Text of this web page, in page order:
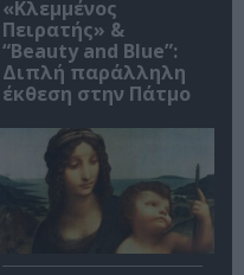
«Κλεμμένος
Πειρατής» &
“Beauty and Blue”:
Διπλή παράλληλη
έκθεση στην Πάτμο